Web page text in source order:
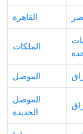
القاهرة
الملكات
الموصل
الموصل
الجديدة